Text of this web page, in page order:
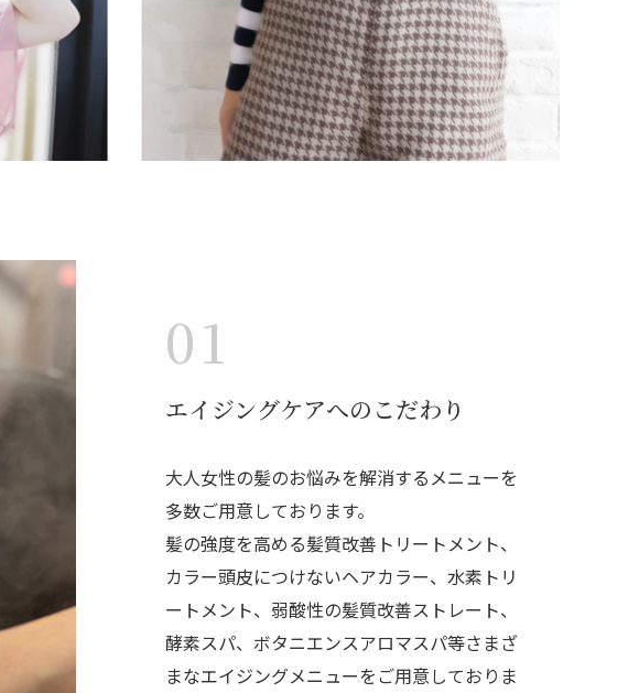
01
エイジングケアへのこだわり
大人女性の髪のお悩みを解消するメニューを
多数ご用意しております。
髪の強度を高める髪質改善トリートメント、
カラー頭皮につけないヘアカラー、水素トリ
ートメント、弱酸性の髪質改善ストレート、
酵素スパ、ボタニエンスアロマスパ等さまざ
まなエイジングメニューをご用意しておりま